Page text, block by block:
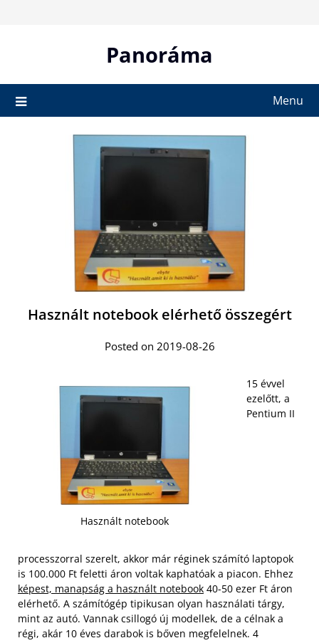
Panoráma
Menu
Használt notebook elérhető összegért
Posted on 2019-08-26
Használt notebook
15 évvel
ezelőtt, a
Pentium II
processzorral szerelt, akkor már réginek számító laptopok
is 100.000 Ft feletti áron voltak kaphatóak a piacon. Ehhez
képest, manapság a használt notebook 40-50 ezer Ft áron
elérhető. A számítógép tipikusan olyan használati tárgy,
mint az autó. Vannak csillogó új modellek, de a célnak a
régi, akár 10 éves darabok is bőven megfelelnek. 4